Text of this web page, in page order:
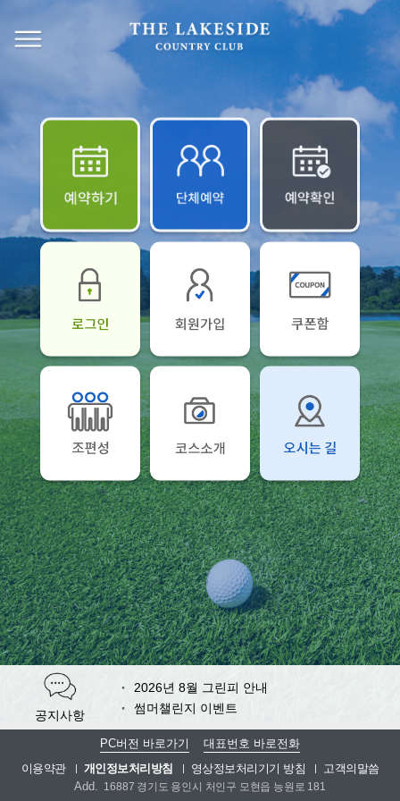
공지사항
2026년 8월 그린피 안내
썸머챌린지 이벤트
여경옥 셰프 추천 여름 보양식 출시
(롱기스트 이벤트)천하장타 대회
PC버전 바로가기
대표번호 바로전화
이용약관
개인정보처리방침 영상정보처리기기 방침
고객의말씀
Add.
16887 경기도 용인시 처인구 모현읍 능원로 181